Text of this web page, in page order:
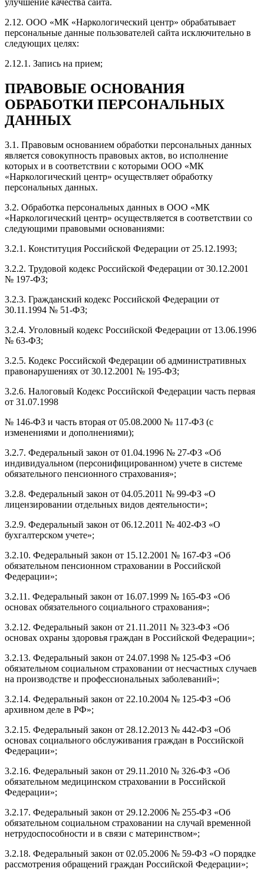
2.12. ООО «МК «Наркологический центр» обрабатывает
персональные данные пользователей сайта исключительно в
следующих целях:
2.12.1. Запись на прием;
ПРАВОВЫЕ ОСНОВАНИЯ
ОБРАБОТКИ ПЕРСОНАЛЬНЫХ
ДАННЫХ
3.1. Правовым основанием обработки персональных данных
является совокупность правовых актов, во исполнение
которых и в соответствии с которыми ООО «МК
«Наркологический центр» осуществляет обработку
персональных данных.
3.2. Обработка персональных данных в ООО «МК
«Наркологический центр» осуществляется в соответствии со
следующими правовыми основаниями:
3.2.1. Конституция Российской Федерации от 25.12.1993;
3.2.2. Трудовой кодекс Российской Федерации от 30.12.2001
№ 197-ФЗ;
3.2.3. Гражданский кодекс Российской Федерации от
30.11.1994 № 51-ФЗ;
3.2.4. Уголовный кодекс Российской Федерации от 13.06.1996
№ 63-ФЗ;
3.2.5. Кодекс Российской Федерации об административных
правонарушениях от 30.12.2001 № 195-ФЗ;
3.2.6. Налоговый Кодекс Российской Федерации часть первая
от 31.07.1998
№ 146-ФЗ и часть вторая от 05.08.2000 № 117-ФЗ (с
изменениями и дополнениями);
3.2.7. Федеральный закон от 01.04.1996 № 27-ФЗ «Об
индивидуальном (персонифицированном) учете в системе
обязательного пенсионного страхования»;
3.2.8. Федеральный закон от 04.05.2011 № 99-ФЗ «О
лицензировании отдельных видов деятельности»;
3.2.9. Федеральный закон от 06.12.2011 № 402-ФЗ «О
бухгалтерском учете»;
3.2.10. Федеральный закон от 15.12.2001 № 167-ФЗ «Об
обязательном пенсионном страховании в Российской
Федерации»;
3.2.11. Федеральный закон от 16.07.1999 № 165-ФЗ «Об
основах обязательного социального страхования»;
3.2.12. Федеральный закон от 21.11.2011 № 323-ФЗ «Об
основах охраны здоровья граждан в Российской Федерации»;
3.2.13. Федеральный закон от 24.07.1998 № 125-ФЗ «Об
обязательном социальном страховании от несчастных случаев
на производстве и профессиональных заболеваний»;
3.2.14. Федеральный закон от 22.10.2004 № 125-ФЗ «Об
архивном деле в РФ»;
3.2.15. Федеральный закон от 28.12.2013 № 442-ФЗ «Об
основах социального обслуживания граждан в Российской
Федерации»;
3.2.16. Федеральный закон от 29.11.2010 № 326-ФЗ «Об
обязательном медицинском страховании в Российской
Федерации»;
3.2.17. Федеральный закон от 29.12.2006 № 255-ФЗ «Об
обязательном социальном страховании на случай временной
нетрудоспособности и в связи с материнством»;
3.2.18. Федеральный закон от 02.05.2006 № 59-ФЗ «О порядке
рассмотрения обращений граждан Российской Федерации»;